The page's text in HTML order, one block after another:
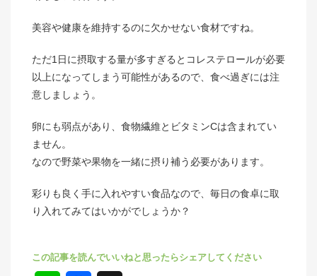
美容や健康を維持するのに欠かせない食材ですね。
ただ1日に摂取する量が多すぎるとコレステロールが必要
以上になってしまう可能性があるので、食べ過ぎには注
意しましょう。
卵にも弱点があり、食物繊維とビタミンCは含まれてい
ません。
なので野菜や果物を一緒に摂り補う必要があります。
彩りも良く手に入れやすい食品なので、毎日の食卓に取
り入れてみてはいかがでしょうか？